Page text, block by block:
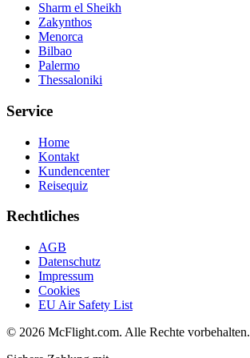
Sharm el Sheikh
Zakynthos
Menorca
Bilbao
Palermo
Thessaloniki
Service
Home
Kontakt
Kundencenter
Reisequiz
Rechtliches
AGB
Datenschutz
Impressum
Cookies
EU Air Safety List
© 2026 McFlight.com. Alle Rechte vorbehalten.